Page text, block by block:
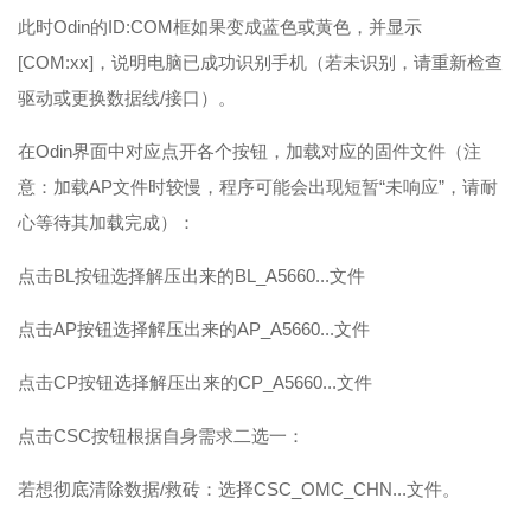
此时Odin的ID:COM框如果变成蓝色或黄色，并显示
[COM:xx]，说明电脑已成功识别手机（若未识别，请重新检查
驱动或更换数据线/接口）。
在Odin界面中对应点开各个按钮，加载对应的固件文件（注
意：加载AP文件时较慢，程序可能会出现短暂“未响应”，请耐
心等待其加载完成）：
点击BL按钮选择解压出来的BL_A5660...文件
点击AP按钮选择解压出来的AP_A5660...文件
点击CP按钮选择解压出来的CP_A5660...文件
点击CSC按钮根据自身需求二选一：
若想彻底清除数据/救砖：选择CSC_OMC_CHN...文件。